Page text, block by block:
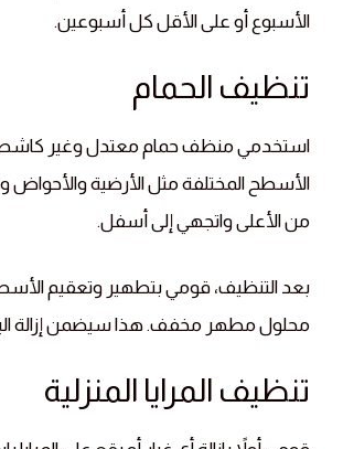
الأسبوع أو على الأقل كل أسبوعين.
تنظيف الحمام
استخدمي منظف حمام معتدل وغير
الأسطح المختلفة مثل الأرضية والأحواض
من الأعلى واتجهي إلى أسفل.
بعد التنظيف، قومي بتطهير وتعقيم
محلول مطهر مخفف. هذا سيضمن إزالة
تنظيف المرايا المنزلية